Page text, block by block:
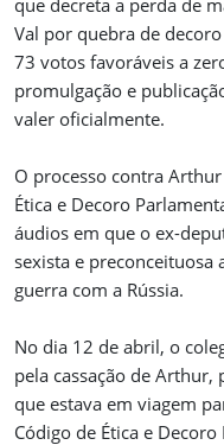
que decreta a perda de
Val por quebra de
73 votos favoráveis a
promulgação e
valer oficialmente.
O processo contra
Ética e Decoro
áudios em que o ex-
sexista e preconceituosa
guerra com a Rússia.
No dia 12 de abril, o
pela cassação de
que estava em viagem
Código de Ética e